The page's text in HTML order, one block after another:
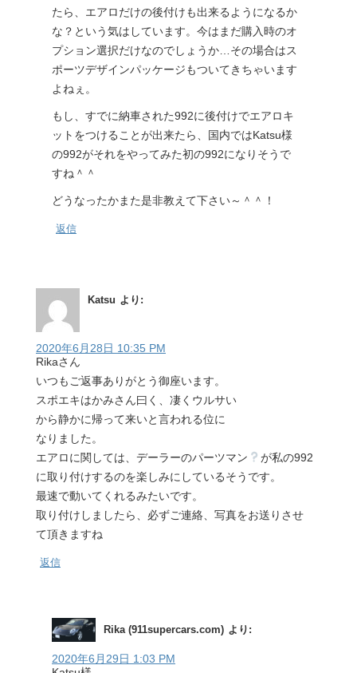
たら、エアロだけの後付けも出来るようになるか
な？という気はしています。今はまだ購入時のオ
プション選択だけなのでしょうか…その場合はス
ポーツデザインパッケージもついてきちゃいます
よねぇ。
もし、すでに納車された992に後付けでエアロキ
ットをつけることが出来たら、国内ではKatsu様
の992がそれをやってみた初の992になりそうで
すね＾＾
どうなったかまた是非教えて下さい～＾＾！
返信
Katsu より:
2020年6月28日 10:35 PM
Rikaさん
いつもご返事ありがとう御座います。
スポエキはかみさん曰く、凄くウルサい
から静かに帰って来いと言われる位に
なりました。
エアロに関しては、デーラーのパーツマン
が私の992
に取り付けするのを楽しみにしているそうです。
最速で動いてくれるみたいです。
取り付けしましたら、必ずご連絡、写真をお送りさせ
て頂きますね
返信
Rika (911supercars.com) より:
2020年6月29日 1:03 PM